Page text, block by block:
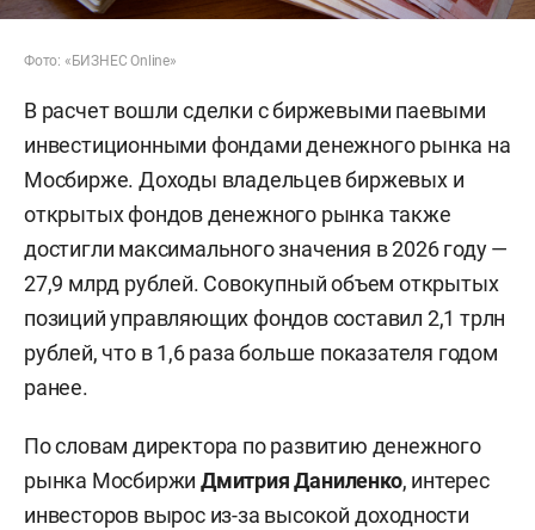
Фото: «БИЗНЕС Online»
В расчет вошли сделки с биржевыми паевыми
инвестиционными фондами денежного рынка на
Мосбирже. Доходы владельцев биржевых и
открытых фондов денежного рынка также
достигли максимального значения в 2026 году —
27,9 млрд рублей. Совокупный объем открытых
позиций управляющих фондов составил 2,1 трлн
рублей, что в 1,6 раза больше показателя годом
ранее.
По словам директора по развитию денежного
рынка МосбиржиДмитрия Даниленко, интерес
инвесторов вырос из-за высокой доходности